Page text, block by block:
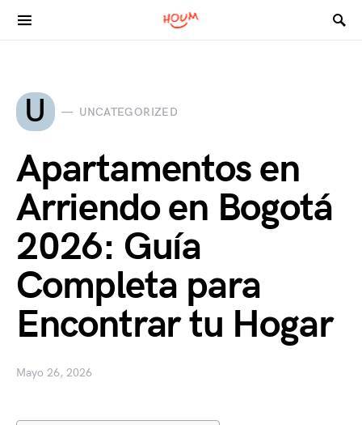
Search for:
U UNCATEGORIZED
Apartamentos en
Arriendo en Bogotá
2026: Guía
Completa para
Encontrar tu Hogar
Mayo 26, 2026